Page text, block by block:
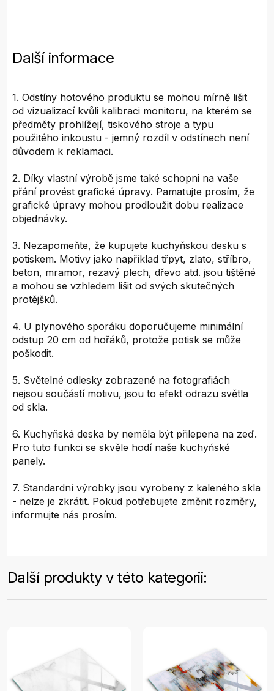
Další informace
1. Odstíny hotového produktu se mohou mírně lišit
od vizualizací kvůli kalibraci monitoru, na kterém se
předměty prohlížejí, tiskového stroje a typu
použitého inkoustu - jemný rozdíl v odstínech není
důvodem k reklamaci.
2. Díky vlastní výrobě jsme také schopni na vaše
přání provést grafické úpravy. Pamatujte prosím, že
grafické úpravy mohou prodloužit dobu realizace
objednávky.
3. Nezapomeňte, že kupujete kuchyňskou desku s
potiskem. Motivy jako například třpyt, zlato, stříbro,
beton, mramor, rezavý plech, dřevo atd. jsou tištěné
a mohou se vzhledem lišit od svých skutečných
protějšků.
4. U plynového sporáku doporučujeme minimální
odstup 20 cm od hořáků, protože potisk se může
poškodit.
5. Světelné odlesky zobrazené na fotografiách
nejsou součástí motivu, jsou to efekt odrazu světla
od skla.
6. Kuchyňská deska by neměla být přilepena na zeď.
Pro tuto funkci se skvěle hodí naše kuchyńské
panely.
7. Standardní výrobky jsou vyrobeny z kaleného skla
- nelze je zkrátit. Pokud potřebujete změnit rozměry,
informujte nás prosím.
Další produkty v této kategorii: